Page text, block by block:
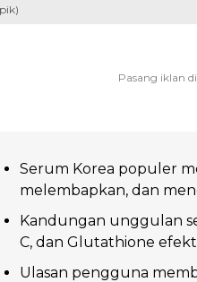
Serum Korea populer
melembapkan, dan
Kandungan unggulan
C, dan Glutathione
Ulasan pengguna